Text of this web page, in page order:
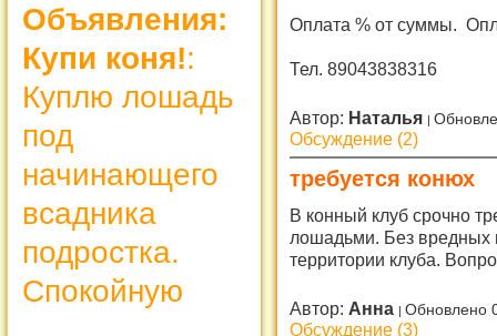
Объявления:
Купи коня!:
Куплю лошадь
под
начинающего
всадника
подростка.
Спокойную
Оплата % от суммы.
Тел. 89043838316
Автор: Наталья
Обсуждение (2)
требуется конюх
В конный клуб срочно
лошадьми. Без
территории клуба.
Автор: Анна Обновлено
Обсуждение (3)